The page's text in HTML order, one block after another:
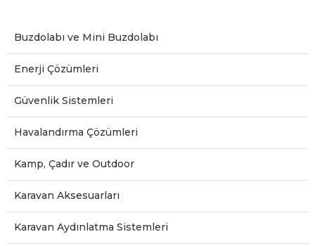
Buzdolabı ve Mini Buzdolabı
Enerji Çözümleri
Güvenlik Sistemleri
Havalandırma Çözümleri
Kamp, Çadır ve Outdoor
Karavan Aksesuarları
Karavan Aydınlatma Sistemleri